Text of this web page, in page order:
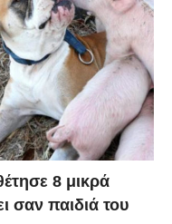
8 μικρά
σαν παιδιά του